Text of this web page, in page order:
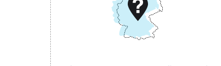
DMG Aktiengesellschaft
Schieferstein 11A